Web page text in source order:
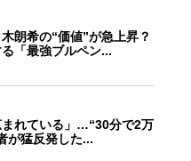
朗希の“価値”が急上昇？
「最強ブルペン...
まれている」…“30分で2万
が猛反発した...